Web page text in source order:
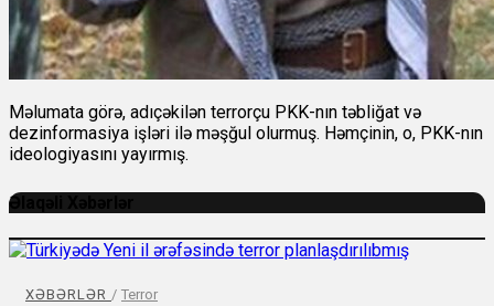
Məlumata görə, adıçəkilən terrorçu PKK-nın təbliğat və
dezinformasiya işləri ilə məşğul olurmuş. Həmçinin, o, PKK-nın
ideologiyasını yayırmış.
Əlaqəli Xəbərlər
XƏBƏRLƏR / Terror